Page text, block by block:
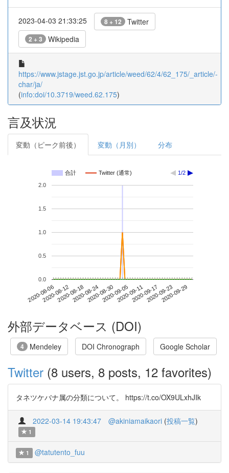
2023-04-03 21:33:25 8 + 12 Twitter
2 + 3 Wikipedia
https://www.jstage.jst.go.jp/article/weed/62/4/62_175/_article/-
char/ja/
(info:doi/10.3719/weed.62.175)
言及状況
変動（ピーク前後） 変動（月別） 分布
合計 Twitter (通常) 1/2
2020-08-062020-08-122020-08-182020-08-242020-08-302020-09-052020-09-112020-09-172020-09-232020-09-29
0.0
0.5
1.0
1.5
2.0
外部データベース (DOI)
4 Mendeley DOI Chronograph Google Scholar
Twitter (8 users, 8 posts, 12 favorites)
タネツケバナ属の分類について。 https://t.co/OX9ULxhJIk
2022-03-14 19:43:47 @akiniamaikaori (投稿一覧)
1
1 @tatutento_fuu